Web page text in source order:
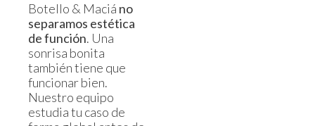
Botello & Maciá no
separamos estética
de función. Una
sonrisa bonita
también tiene que
funcionar bien.
Nuestro equipo
estudia tu caso de